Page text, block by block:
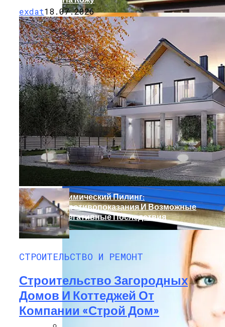
Современное Строительство Дома
Под Ключ: От Мечты До Реалии
Химический Пилинг:
Противопоказания И Возможные
Негативные Последствия
exdat18.07.2026
СТРОИТЕЛЬСТВО И РЕМОНТ
Строительство Загородных
Домов И Коттеджей От
Компании «Строй Дом»